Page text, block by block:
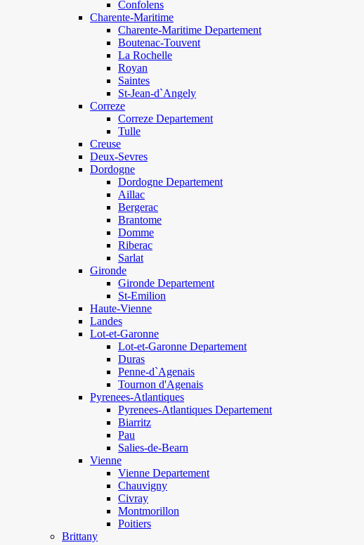
Confolens
Charente-Maritime
Charente-Maritime Departement
Boutenac-Touvent
La Rochelle
Royan
Saintes
St-Jean-d`Angely
Correze
Correze Departement
Tulle
Creuse
Deux-Sevres
Dordogne
Dordogne Departement
Aillac
Bergerac
Brantome
Domme
Riberac
Sarlat
Gironde
Gironde Departement
St-Emilion
Haute-Vienne
Landes
Lot-et-Garonne
Lot-et-Garonne Departement
Duras
Penne-d`Agenais
Tournon d'Agenais
Pyrenees-Atlantiques
Pyrenees-Atlantiques Departement
Biarritz
Pau
Salies-de-Bearn
Vienne
Vienne Departement
Chauvigny
Civray
Montmorillon
Poitiers
Brittany